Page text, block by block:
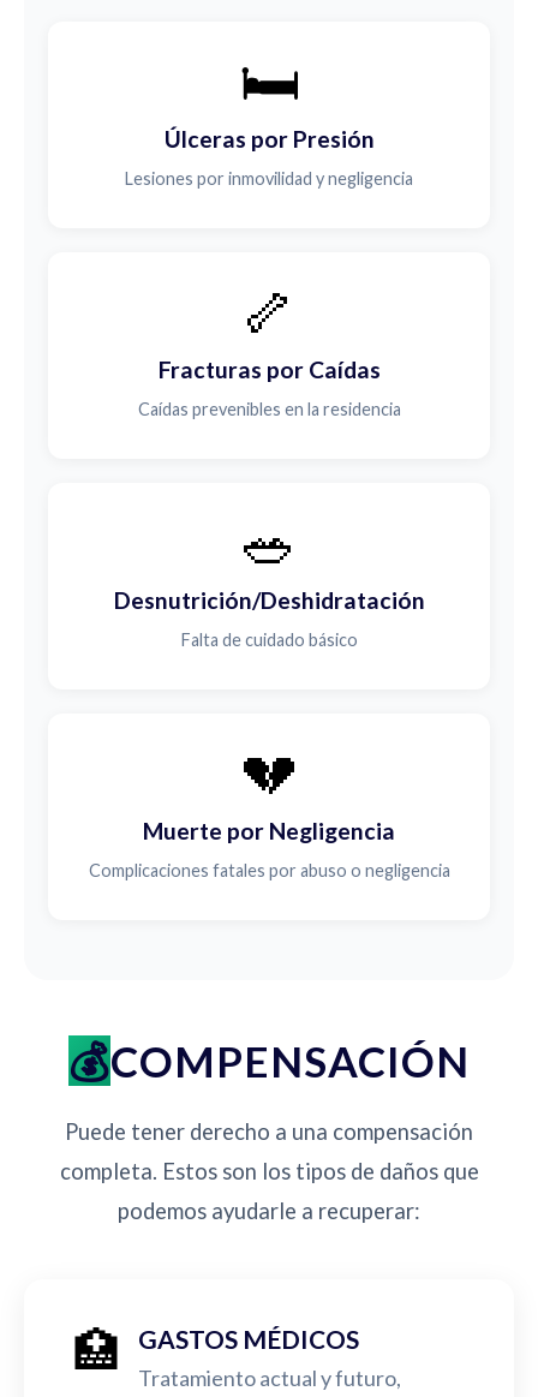
🛏️
Úlceras por Presión
Lesiones por inmovilidad y negligencia
🦴
Fracturas por Caídas
Caídas prevenibles en la residencia
🥗
Desnutrición/Deshidratación
Falta de cuidado básico
💔
Muerte por Negligencia
Complicaciones fatales por abuso o negligencia
COMPENSACIÓN
Puede tener derecho a una compensación
completa. Estos son los tipos de daños que
podemos ayudarle a recuperar:
🏥 GASTOS MÉDICOS
Tratamiento actual y futuro,